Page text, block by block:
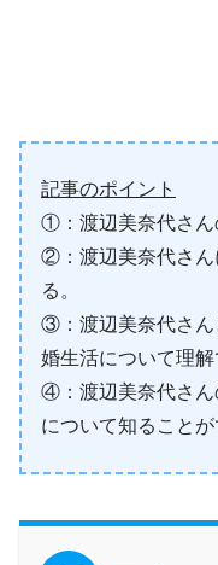
記事のポイント
①：渡辺美奈代さん
②：渡辺美奈代さん
る。
③：渡辺美奈代さん
婚生活について理解
④：渡辺美奈代さん
について知ることが